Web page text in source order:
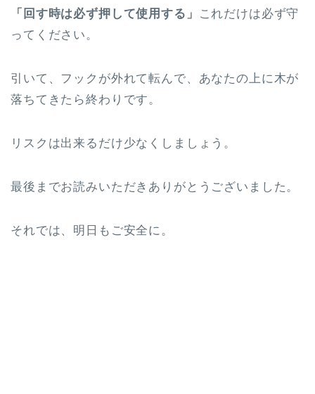
「回す時は必ず押して使用する」
これだけは必ず守
ってください。
引いて、フックが外れて転んで、あなたの上に木が
落ちてきたら終わりです。
リスクは出来るだけ少なくしましょう。
最後までお読みいただきありがとうございました。
それでは、明日もご安全に。